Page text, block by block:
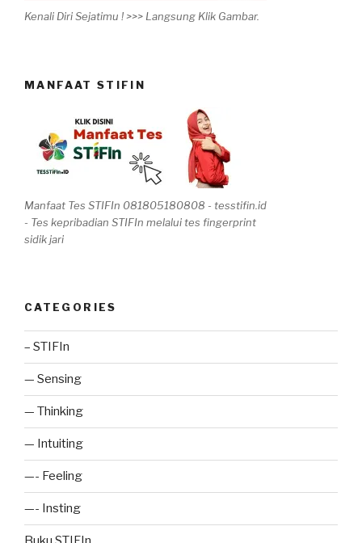
Kenali Diri Sejatimu ! >>> Langsung Klik Gambar.
MANFAAT STIFIN
Manfaat Tes STIFIn 081805180808 - tesstifin.id
- Tes kepribadian STIFIn melalui tes fingerprint
sidik jari
CATEGORIES
– STIFIn
— Sensing
— Thinking
— Intuiting
—- Feeling
—- Insting